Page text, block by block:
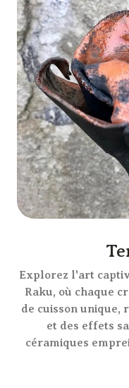
Explorez l'art
Raku, où chaque
de cuisson unique,
et des effets
céramiques